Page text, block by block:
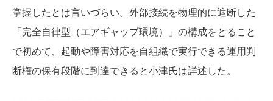
掌握したとは言いづらい。外部接続を物理的に遮断した
「完全自律型（エアギャップ環境）」の構成をとること
で初めて、起動や障害対応を自組織で実行できる運用判
断権の保有段階に到達できると小津氏は詳述した。